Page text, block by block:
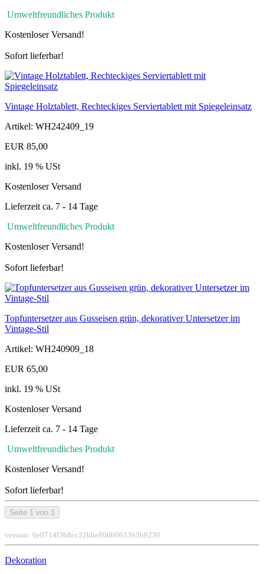
Umweltfreundliches Produkt
Kostenloser Versand!
Sofort lieferbar!
Vintage Holztablett, Rechteckiges Serviertablett mit Spiegeleinsatz
Artikel: WH242409_19
EUR 85,00
inkl. 19 % USt
Kostenloser Versand
Lieferzeit ca. 7 - 14 Tage
Umweltfreundliches Produkt
Kostenloser Versand!
Sofort lieferbar!
Topfuntersetzer aus Gusseisen grün, dekorativer Untersetzer im
Vintage-Stil
Artikel: WH240909_18
EUR 65,00
inkl. 19 % USt
Kostenloser Versand
Lieferzeit ca. 7 - 14 Tage
Umweltfreundliches Produkt
Kostenloser Versand!
Sofort lieferbar!
Seite 1 von 1
version: 6e0714f3b8cc32bbe806b063363b9230
Dekoration